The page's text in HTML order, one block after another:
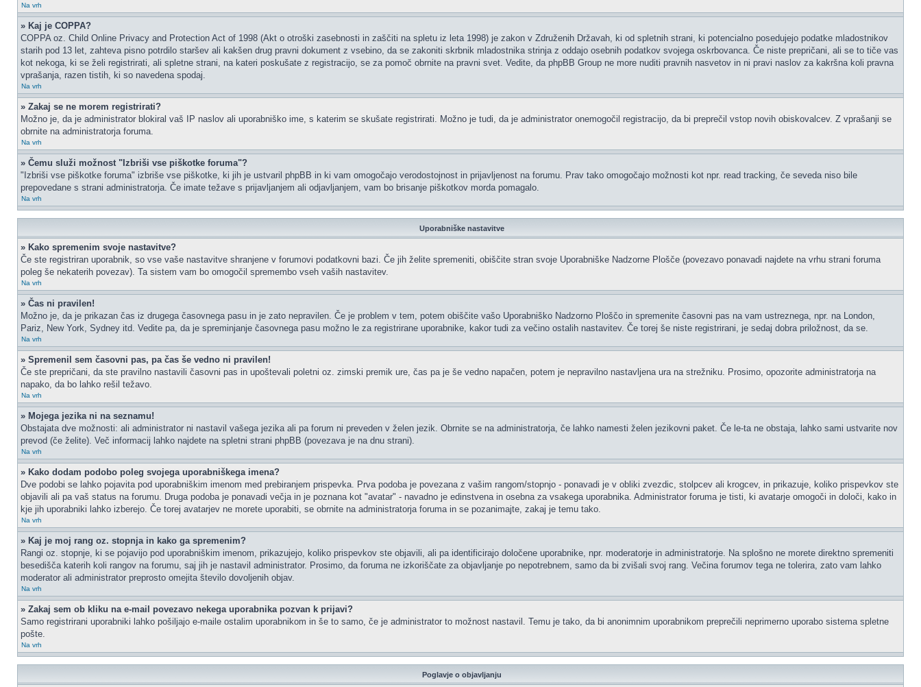
Na vrh
» Kaj je COPPA?
COPPA oz. Child Online Privacy and Protection Act of 1998 (Akt o otroški zasebnosti in zaščiti na spletu iz leta 1998) je zakon v Združenih Državah, ki od spletnih strani, ki potencialno posedujejo podatke mladostnikov
starih pod 13 let, zahteva pisno potrdilo staršev ali kakšen drug pravni dokument z vsebino, da se zakoniti skrbnik mladostnika strinja z oddajo osebnih podatkov svojega oskrbovanca. Če niste prepričani, ali se to tiče vas
kot nekoga, ki se želi registrirati, ali spletne strani, na kateri poskušate z registracijo, se za pomoč obrnite na pravni svet. Vedite, da phpBB Group ne more nuditi pravnih nasvetov in ni pravi naslov za kakršna koli pravna
vprašanja, razen tistih, ki so navedena spodaj.
Na vrh
» Zakaj se ne morem registrirati?
Možno je, da je administrator blokiral vaš IP naslov ali uporabniško ime, s katerim se skušate registrirati. Možno je tudi, da je administrator onemogočil registracijo, da bi preprečil vstop novih obiskovalcev. Z vprašanji se
obrnite na administratorja foruma.
Na vrh
» Čemu služi možnost "Izbriši vse piškotke foruma"?
"Izbriši vse piškotke foruma" izbriše vse piškotke, ki jih je ustvaril phpBB in ki vam omogočajo verodostojnost in prijavljenost na forumu. Prav tako omogočajo možnosti kot npr. read tracking, če seveda niso bile
prepovedane s strani administratorja. Če imate težave s prijavljanjem ali odjavljanjem, vam bo brisanje piškotkov morda pomagalo.
Na vrh
Uporabniške nastavitve
» Kako spremenim svoje nastavitve?
Če ste registriran uporabnik, so vse vaše nastavitve shranjene v forumovi podatkovni bazi. Če jih želite spremeniti, obiščite stran svoje Uporabniške Nadzorne Plošče (povezavo ponavadi najdete na vrhu strani foruma
poleg še nekaterih povezav). Ta sistem vam bo omogočil spremembo vseh vaših nastavitev.
Na vrh
» Čas ni pravilen!
Možno je, da je prikazan čas iz drugega časovnega pasu in je zato nepravilen. Če je problem v tem, potem obiščite vašo Uporabniško Nadzorno Ploščo in spremenite časovni pas na vam ustreznega, npr. na London,
Pariz, New York, Sydney itd. Vedite pa, da je spreminjanje časovnega pasu možno le za registrirane uporabnike, kakor tudi za večino ostalih nastavitev. Če torej še niste registrirani, je sedaj dobra priložnost, da se.
Na vrh
» Spremenil sem časovni pas, pa čas še vedno ni pravilen!
Če ste prepričani, da ste pravilno nastavili časovni pas in upoštevali poletni oz. zimski premik ure, čas pa je še vedno napačen, potem je nepravilno nastavljena ura na strežniku. Prosimo, opozorite administratorja na
napako, da bo lahko rešil težavo.
Na vrh
» Mojega jezika ni na seznamu!
Obstajata dve možnosti: ali administrator ni nastavil vašega jezika ali pa forum ni preveden v želen jezik. Obrnite se na administratorja, če lahko namesti želen jezikovni paket. Če le-ta ne obstaja, lahko sami ustvarite nov
prevod (če želite). Več informacij lahko najdete na spletni strani phpBB (povezava je na dnu strani).
Na vrh
» Kako dodam podobo poleg svojega uporabniškega imena?
Dve podobi se lahko pojavita pod uporabniškim imenom med prebiranjem prispevka. Prva podoba je povezana z vašim rangom/stopnjo - ponavadi je v obliki zvezdic, stolpcev ali krogcev, in prikazuje, koliko prispevkov ste
objavili ali pa vaš status na forumu. Druga podoba je ponavadi večja in je poznana kot "avatar" - navadno je edinstvena in osebna za vsakega uporabnika. Administrator foruma je tisti, ki avatarje omogoči in določi, kako in
kje jih uporabniki lahko izberejo. Če torej avatarjev ne morete uporabiti, se obrnite na administratorja foruma in se pozanimajte, zakaj je temu tako.
Na vrh
» Kaj je moj rang oz. stopnja in kako ga spremenim?
Rangi oz. stopnje, ki se pojavijo pod uporabniškim imenom, prikazujejo, koliko prispevkov ste objavili, ali pa identificirajo določene uporabnike, npr. moderatorje in administratorje. Na splošno ne morete direktno spremeniti
besedišča katerih koli rangov na forumu, saj jih je nastavil administrator. Prosimo, da foruma ne izkoriščate za objavljanje po nepotrebnem, samo da bi zvišali svoj rang. Večina forumov tega ne tolerira, zato vam lahko
moderator ali administrator preprosto omejita število dovoljenih objav.
Na vrh
» Zakaj sem ob kliku na e-mail povezavo nekega uporabnika pozvan k prijavi?
Samo registrirani uporabniki lahko pošiljajo e-maile ostalim uporabnikom in še to samo, če je administrator to možnost nastavil. Temu je tako, da bi anonimnim uporabnikom preprečili neprimerno uporabo sistema spletne
pošte.
Na vrh
Poglavje o objavljanju